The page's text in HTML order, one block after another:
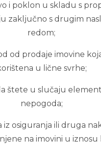
i poklon u skladu s
zaključno s drugim
redom;
od prodaje imovine
u lične svrhe;
štete u slučaju
nepogoda;
iz osiguranja ili druga
na imovini u iznosu